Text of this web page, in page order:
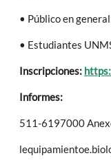
• Público en
• Estudiantes
Inscripciones:
Informes:
511-6197000